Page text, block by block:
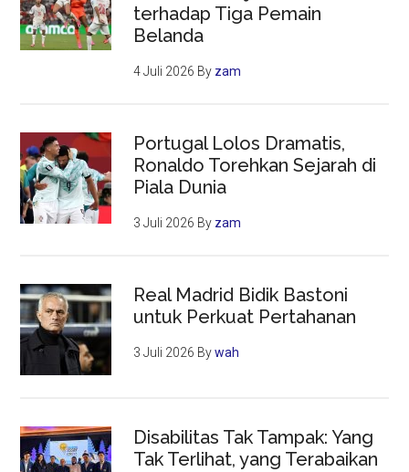
terhadap Tiga Pemain
Belanda
4 Juli 2026 By zam
Portugal Lolos Dramatis,
Ronaldo Torehkan Sejarah di
Piala Dunia
3 Juli 2026 By zam
Real Madrid Bidik Bastoni
untuk Perkuat Pertahanan
3 Juli 2026 Bywah
Disabilitas Tak Tampak: Yang
Tak Terlihat, yang Terabaikan